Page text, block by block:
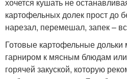
хочется кушать не
картофельных долек прост до
нарезал, перемешал, запек –
Готовые картофельные дольки
гарниром к мясным блюдам
горячей закуской, которую